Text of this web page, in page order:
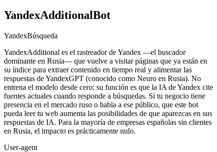
YandexAdditionalBot
YandexBúsqueda
YandexAdditional es el rastreador de Yandex —el buscador
dominante en Rusia— que vuelve a visitar páginas que ya están en
su índice para extraer contenido en tiempo real y alimentar las
respuestas de YandexGPT (conocido como Neuro en Rusia). No
entrena el modelo desde cero; su función es que la IA de Yandex cite
fuentes actuales cuando responde a búsquedas. Si tu negocio tiene
presencia en el mercado ruso o habla a ese público, que este bot
pueda leer tu web aumenta las posibilidades de que aparezcas en sus
respuestas de IA. Para la mayoría de empresas españolas sin clientes
en Rusia, el impacto es prácticamente nulo.
User-agent